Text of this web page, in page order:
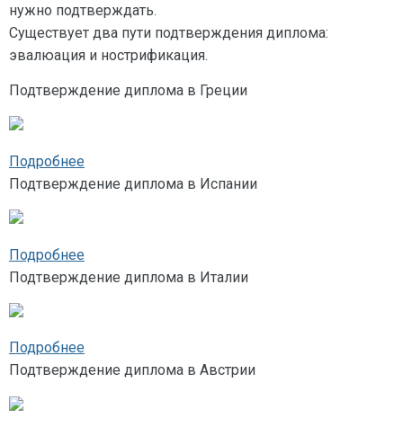
нужно подтверждать.
Существует два пути подтверждения диплома:
эвалюация и нострификация.
Подтверждение диплома в Греции
Подробнее
Подтверждение диплома в Испании
Подробнее
Подтверждение диплома в Италии
Подробнее
Подтверждение диплома в Австрии